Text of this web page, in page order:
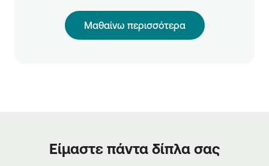
Μαθαίνω περισσότερα
Είμαστε πάντα δίπλα σας